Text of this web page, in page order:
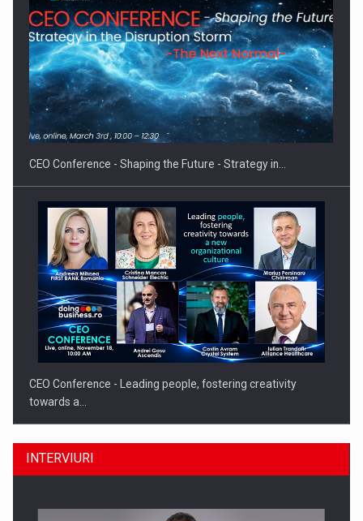
Proteinmaxxing and the Future of Protein Demand
CEO Conference - Shaping the Future - Strategy in…
CEO Conference - Leading people, fostering creativity
towards a…
INTERVIURI